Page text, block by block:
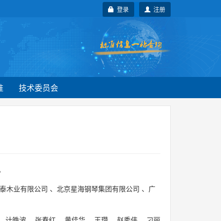
注册
登录
技术委员会
木业有限公司 、 北京星海钢琴集团有限公司 、 广